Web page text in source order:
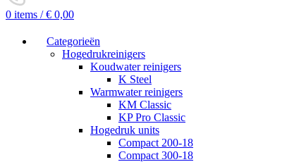
0 items / € 0,00
Categorieën
Hogedrukreinigers
Koudwater reinigers
K Steel
Warmwater reinigers
KM Classic
KP Pro Classic
Hogedruk units
Compact 200-18
Compact 300-18